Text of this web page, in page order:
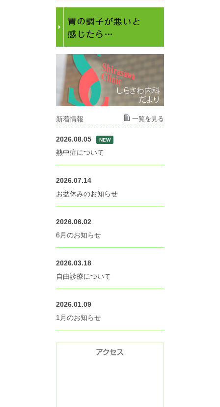
新着情報 一覧を見る
2026.08.05 NEW
熱中症について
2026.07.14
お盆休みのお知らせ
2026.06.02
6月のお知らせ
2026.03.18
自由診療について
2026.01.09
1月のお知らせ